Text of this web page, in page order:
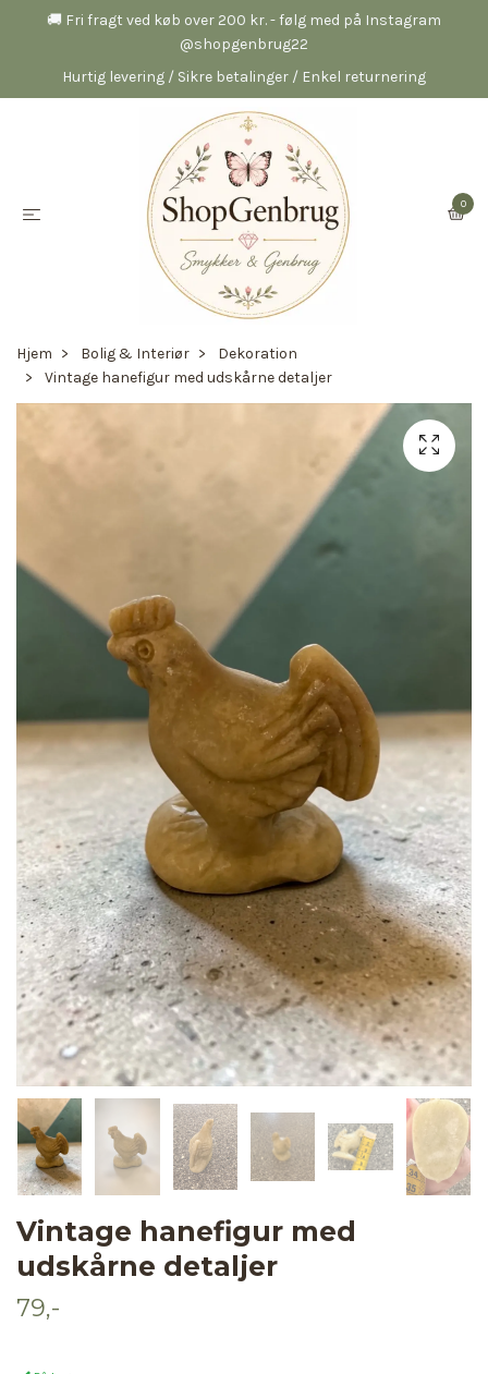
🚚 Fri fragt ved køb over 200 kr. - følg med på Instagram
@shopgenbrug22
Hurtig levering / Sikre betalinger / Enkel returnering
0
Hjem Bolig & Interiør
Dekoration
Vintage hanefigur med udskårne detaljer
Vintage hanefigur med
udskårne detaljer
79,-